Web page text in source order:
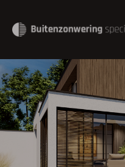
Overkappingen
Zonneschermen
Rolluiken